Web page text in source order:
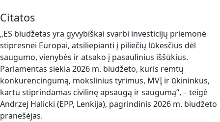
Citatos
„ES biudžetas yra gyvybiškai svarbi investicijų priemonė
stipresnei Europai, atsiliepianti į piliečių lūkesčius dėl
saugumo, vienybės ir atsako į pasaulinius iššūkius.
Parlamentas siekia 2026 m. biudžeto, kuris remtų
konkurencingumą, mokslinius tyrimus, MVĮ ir ūkininkus,
kartu stiprindamas civilinę apsaugą ir saugumą“, – teigė
Andrzej Halicki (EPP, Lenkija), pagrindinis 2026 m. biudžeto
pranešėjas.